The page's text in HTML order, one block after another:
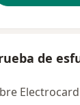
de